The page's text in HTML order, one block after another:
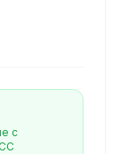
с